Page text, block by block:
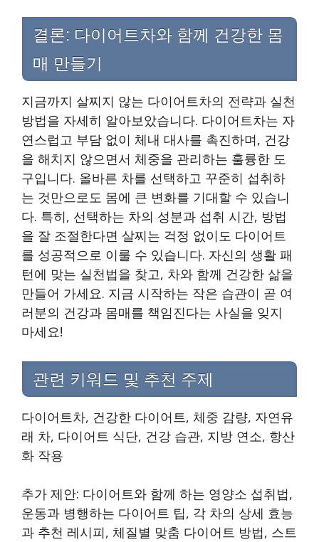
결론: 다이어트차와 함께 건강한 몸
매 만들기
지금까지 살찌지 않는 다이어트차의 전략과 실천
방법을 자세히 알아보았습니다. 다이어트차는 자
연스럽고 부담 없이 체내 대사를 촉진하며, 건강
을 해치지 않으면서 체중을 관리하는 훌륭한 도
구입니다. 올바른 차를 선택하고 꾸준히 섭취하
는 것만으로도 몸에 큰 변화를 기대할 수 있습니
다. 특히, 선택하는 차의 성분과 섭취 시간, 방법
을 잘 조절한다면 살찌는 걱정 없이도 다이어트
를 성공적으로 이룰 수 있습니다. 자신의 생활 패
턴에 맞는 실천법을 찾고, 차와 함께 건강한 삶을
만들어 가세요. 지금 시작하는 작은 습관이 곧 여
러분의 건강과 몸매를 책임진다는 사실을 잊지
마세요!
관련 키워드 및 추천 주제
다이어트차, 건강한 다이어트, 체중 감량, 자연유
래 차, 다이어트 식단, 건강 습관, 지방 연소, 항산
화 작용
추가 제안: 다이어트와 함께 하는 영양소 섭취법,
운동과 병행하는 다이어트 팁, 각 차의 상세 효능
과 추천 레시피, 체질별 맞춤 다이어트 방법, 스트